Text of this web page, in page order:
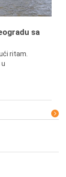
sa
ritam.